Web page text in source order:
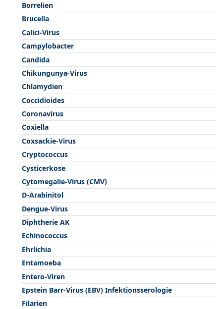
Borrelien
Brucella
Calici-Virus
Campylobacter
Candida
Chikungunya-Virus
Chlamydien
Coccidioides
Coronavirus
Coxiella
Coxsackie-Virus
Cryptococcus
Cysticerkose
Cytomegalie-Virus (CMV)
D-Arabinitol
Dengue-Virus
Diphtherie AK
Echinococcus
Ehrlichia
Entamoeba
Entero-Viren
Epstein Barr-Virus (EBV) Infektionsserologie
Filarien